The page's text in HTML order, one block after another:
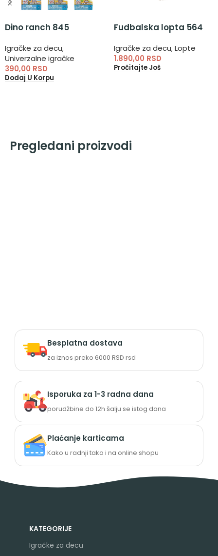
Dino ranch 845
Igračke za decu,
Univerzalne igračke
390,00 RSD
Dodaj U Korpu
Fudbalska lopta 564
Igračke za decu,Lopte
1.890,00 RSD
Pročitajte Još
Pregledani proizvodi
Besplatna dostava
za iznos preko 6000 RSD rsd
Isporuka za 1-3 radna dana
porudžbine do 12h šalju se istog dana
Plaćanje karticama
Kako u radnji tako i na online shopu
KATEGORIJE
Igračke za decu